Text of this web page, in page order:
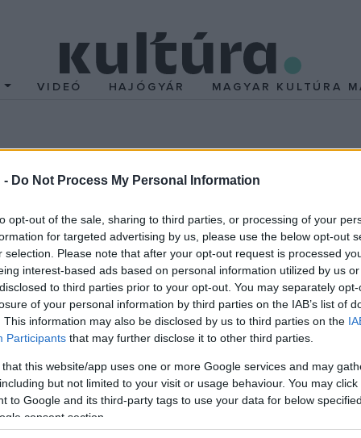
- Do Not Process My Personal Information
opt-out of the sale, sharing to third parties, or processing of your
for targeted advertising by us, please use the below opt-out
selection. Please note that after your opt-out request is processed
interest-based ads based on personal information utilized by us
to third parties prior to your opt-out. You may separately
of your personal information by third parties on the IAB’s list of
This information may also be disclosed by us to third parties on the
Participants that may further disclose it to other third parties.
that this website/app uses one or more Google services and may
but not limited to your visit or usage behaviour. You may
to Google and its third-party tags to use your data for below
consent section.
VIDEÓ HAJÓGYÁR MAGYAR KULTÚRA
jön Budapestre a
induló, egy hónapig tartó
20. évfordulós
show-kon a Megadeth elejétől a végéig egyben eljátssza
is.
Mustaine. - "David Ellefson a Megadeth-be tartozik.
mindannyiunknak, a zenekarnak és a rajongóknak
és a többi Megadeth-taggal (Shawn Droverdobossal és